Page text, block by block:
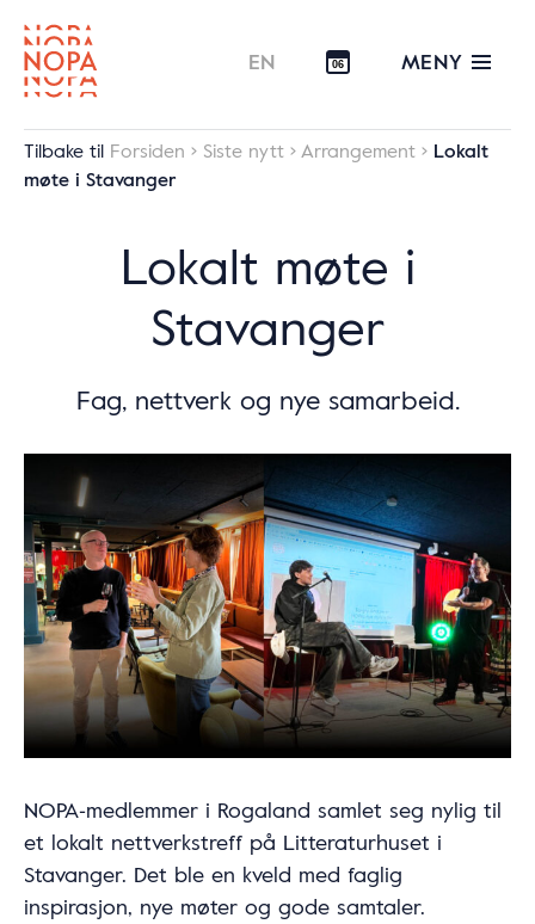
EN 06 MENY
Tilbake til Forsiden Siste nytt Arrangement
Lokalt
møte i Stavanger
Lokalt møte i
Stavanger
Fag, nettverk og nye samarbeid.
NOPA‑medlemmer i Rogaland samlet seg nylig til
et lokalt nettverkstreff på Litteraturhuset i
Stavanger. Det ble en kveld med faglig
inspirasjon, nye møter og gode samtaler.